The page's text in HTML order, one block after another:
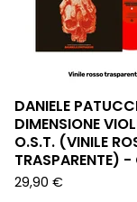
DANIELE
DIMENSIONE
O.S.T. (VINILE
TRASPARENTE) -
29,90 €